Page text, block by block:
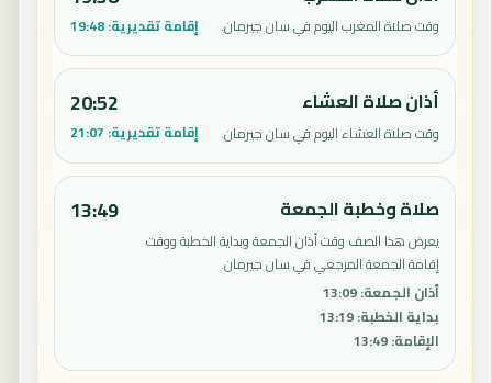
وقت صلاة المغرب اليوم في سان جيرمان. إقامة تقديرية:19:48
أذان صلاة العشاء
وقت صلاة العشاء اليوم في سان جيرمان.
20:52
إقامة تقديرية: 21:07
صلاة وخطبة الجمعة
يعرض هذا الصف وقت أذان الجمعة وبداية الخطبة ووقت
إقامة الجمعة المرجعي في سان جيرمان.
أذان الجمعة:
13:09
بداية الخطبة:
13:19
الإقامة:
13:49
13:49